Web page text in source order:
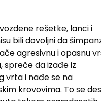
rešetke, lanci i
bili dovoljni da
agresivnu i opasnu
spreče da izađe iz
vrta i nađe se na
krovovima. To se